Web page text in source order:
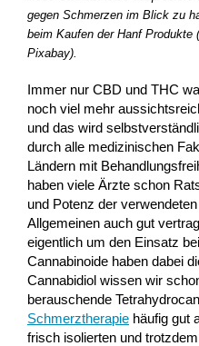
gegen Schmerzen im Blick zu
beim Kaufen der Hanf
Pixabay).
Immer nur CBD und THC
noch viel mehr
und das wird
durch alle medizinischen
Ländern mit
haben viele Ärzte schon
und Potenz der
Allgemeinen auch gut
eigentlich um den Einsatz
Cannabinoide haben dabei
Cannabidiol wissen wir
berauschende
Schmerztherapie häufig gut
frisch isolierten und